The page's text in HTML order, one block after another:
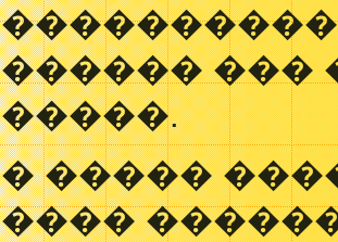
������ ���
�����.
� �����
����